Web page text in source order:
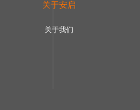
关于安启
关于我们